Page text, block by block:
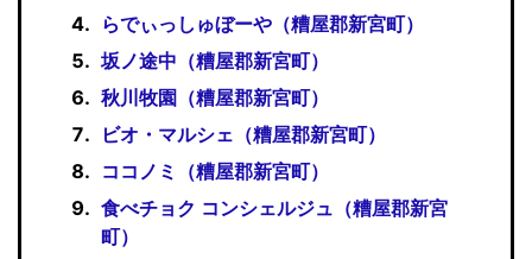
らでぃっしゅぼーや（糟屋郡新宮町）
坂ノ途中（糟屋郡新宮町）
秋川牧園（糟屋郡新宮町）
ビオ・マルシェ（糟屋郡新宮町）
ココノミ（糟屋郡新宮町）
食べチョク コンシェルジュ（糟屋郡新宮
町）